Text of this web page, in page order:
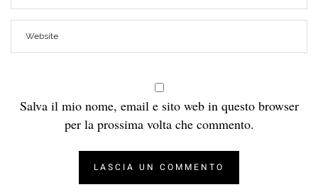
Salva il mio nome, email e sito web in questo browser
per la prossima volta che commento.